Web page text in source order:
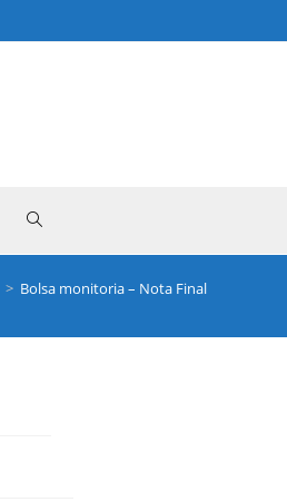
> Bolsa monitoria – Nota Final